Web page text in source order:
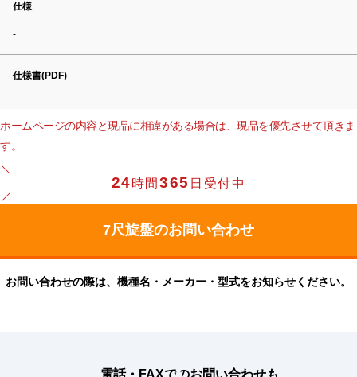
仕様
-
仕様書(PDF)
ホームページの内容と現品に相違がある場合は、現品を優先させて頂きま
す。
24時間365 日受付中
お問い合わせの際は、機種名・メーカー・型式をお知らせください。